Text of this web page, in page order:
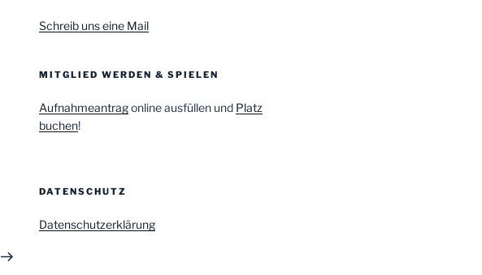
Beitrag
Schreib uns eine Mail
MITGLIED WERDEN & SPIELEN
Aufnahmeantragonline ausfüllen und Platz
buchen!
DATENSCHUTZ
Datenschutzerklärung